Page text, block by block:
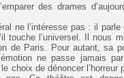
des drames
ne l’intéresse pas : il parle
touche l’universel. Il nous
de Paris. Pour autant, sa
ne passe jamais
choix de dénoncer l’horreur